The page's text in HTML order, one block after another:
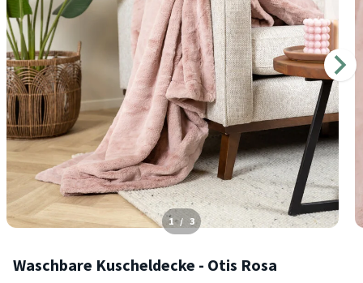
1 / 3
Waschbare Kuscheldecke - Otis Rosa